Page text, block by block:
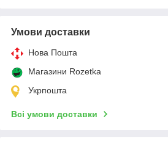
Умови доставки
Нова Пошта
Магазини Rozetka
Укрпошта
Всі умови доставки